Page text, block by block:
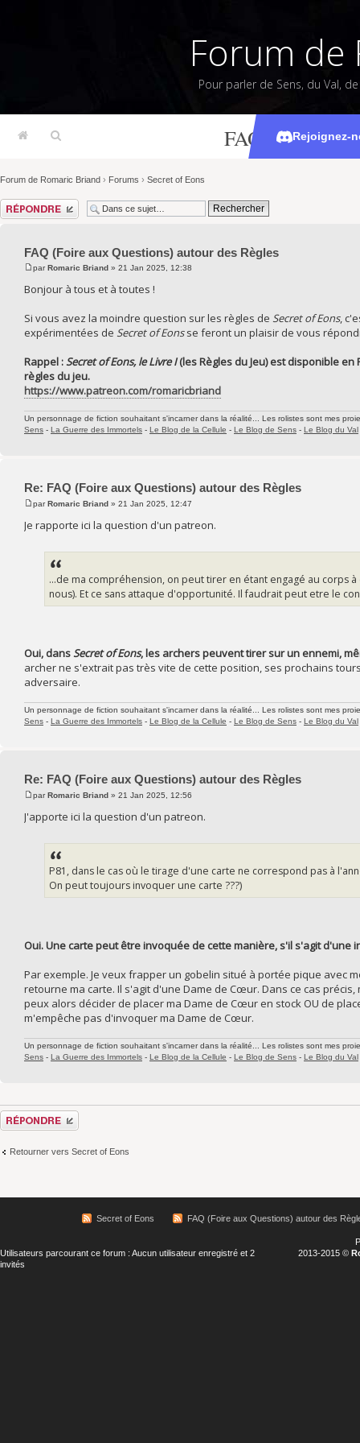
Forum de
Pour parler de Sens, du Val,
Rejoignez-
FAQ (Foire
Forum de Romaric Briand › Forums › Secret of Eons
Répondre
FAQ (Foire aux Questions) autour des Règles
parRomaric Briand » 21 Jan 2025, 12:38
Bonjour à tous et à toutes !
Si vous avez la moindre question sur les règles de Secret of Eons,
expérimentées de Secret of Eonsse feront un plaisir de vous
Rappel :Secret of Eons, le Livre I(les Règles du Jeu) est disponible
règles du jeu.
https://www.patreon.com/romaricbriand
Un personnage de fiction souhaitant s'incarner dans la réalité... Les rolistes sont mes
Sens - La Guerre des Immortels - Le Blog de la Cellule - Le Blog de Sens - Le Blog du Val
Re: FAQ (Foire aux Questions) autour des Règles
parRomaric Briand » 21 Jan 2025, 12:47
Je rapporte ici la question d'un patreon.
...de ma compréhension, on peut tirer en étant engagé au corps
nous). Et ce sans attaque d'opportunité. Il faudrait peut etre le
Oui, dansSecret of Eons, les archers peuvent tirer sur un ennemi,
archer ne s'extrait pas très vite de cette position, ses prochains
adversaire.
Un personnage de fiction souhaitant s'incarner dans la réalité... Les rolistes sont mes
Sens - La Guerre des Immortels - Le Blog de la Cellule - Le Blog de Sens - Le Blog du Val
Re: FAQ (Foire aux Questions) autour des Règles
parRomaric Briand » 21 Jan 2025, 12:56
J'apporte ici la question d'un patreon.
P81, dans le cas où le tirage d'une carte ne correspond pas à
On peut toujours invoquer une carte ???)
Oui. Une carte peut être invoquée de cette manière, s'il s'agit d'une
Par exemple. Je veux frapper un gobelin situé à portée pique avec
retourne ma carte. Il s'agit d'une Dame de Cœur. Dans ce cas
peux alors décider de placer ma Dame de Cœur en stock OU de
m'empêche pas d'invoquer ma Dame de Cœur.
Un personnage de fiction souhaitant s'incarner dans la réalité... Les rolistes sont mes
Sens - La Guerre des Immortels - Le Blog de la Cellule - Le Blog de Sens - Le Blog du Val
Répondre
Retourner vers Secret of Eons
Secret of Eons FAQ (Foire aux Questions) autour des
Utilisateurs parcourant ce forum : Aucun utilisateur enregistré et 2
invités
2013-2015 ©